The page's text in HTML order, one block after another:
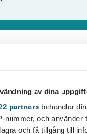
av dina
partners behandlar
nummer, och använder
och få tillgång till